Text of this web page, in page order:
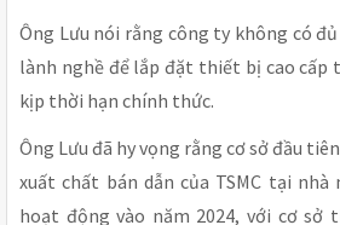
Ông Lưu nói rằng công ty không có
lành nghề để lắp đặt thiết bị cao cấp
kịp thời hạn chính thức.
Ông Lưu đã hy vọng rằng cơ sở đầu
xuất chất bán dẫn của TSMC tại nhà
hoạt động vào năm 2024, với cơ sở